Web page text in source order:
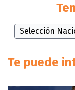
Selección
Te puede